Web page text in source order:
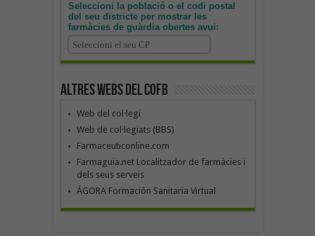
Seleccioni la població o el codi postal
del seu districte per mostrar les
farmàcies de guàrdia obertes avui:
Altres webs del COFB
Web del col·legi
Web de col·legiats (BBS)
Farmaceuticonline.com
Farmaguia.net Localitzador de farmàcies i
dels seus serveis
ÁGORA Formación Sanitaria Virtual